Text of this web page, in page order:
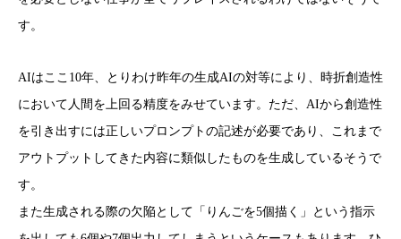
す。
AIはここ10年、とりわけ昨年の生成AIの対等により、時折創造性
において人間を上回る精度をみせています。ただ、AIから創造性
を引き出すには正しいプロンプトの記述が必要であり、これまで
アウトプットしてきた内容に類似したものを生成しているそうで
す。
また生成される際の欠陥として「りんごを5個描く」という指示